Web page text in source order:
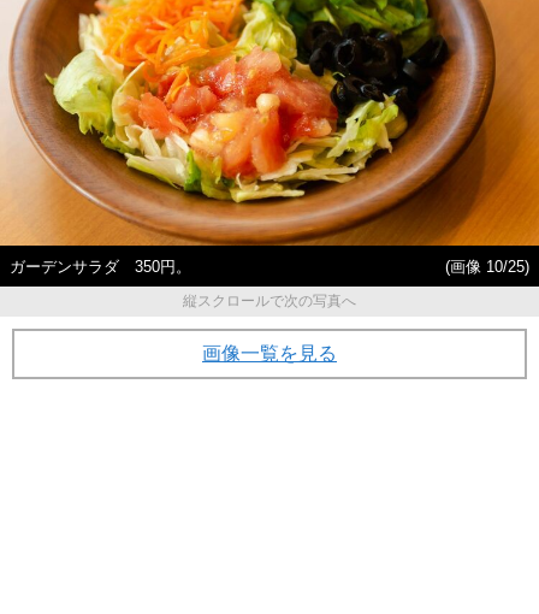
ガーデンサラダ 350円。
(画像 10/25)
縦スクロールで次の写真へ
画像一覧を見る